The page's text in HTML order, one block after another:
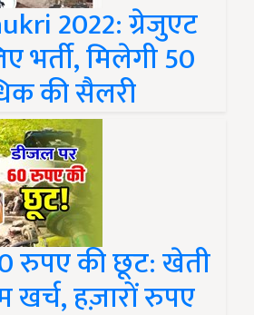
2022: ग्रेजुएट
भर्ती, मिलेगी 50
की सैलरी
रुपए की छूट: खेती
हज़ारों रुपए